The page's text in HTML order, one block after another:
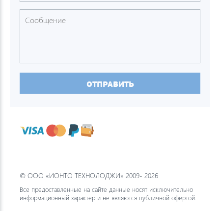
ОТПРАВИТЬ
© ООО «ИОНТО ТЕХНОЛОДЖИ» 2009- 2026
Все предоставленные на сайте данные носят исключительно
информационный характер и не являются публичной офертой.